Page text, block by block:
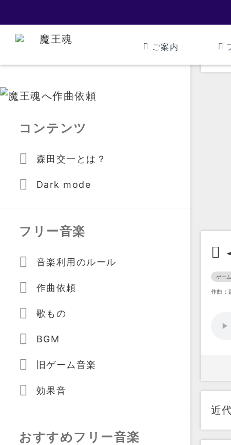
ご案内
ゲーム
作曲：
近
コンテンツ
森田交一とは？
Dark mode
フリー音楽
音楽利用のルール
作曲依頼
歌もの
BGM
旧ゲーム音楽
効果音
おすすめフリー音楽